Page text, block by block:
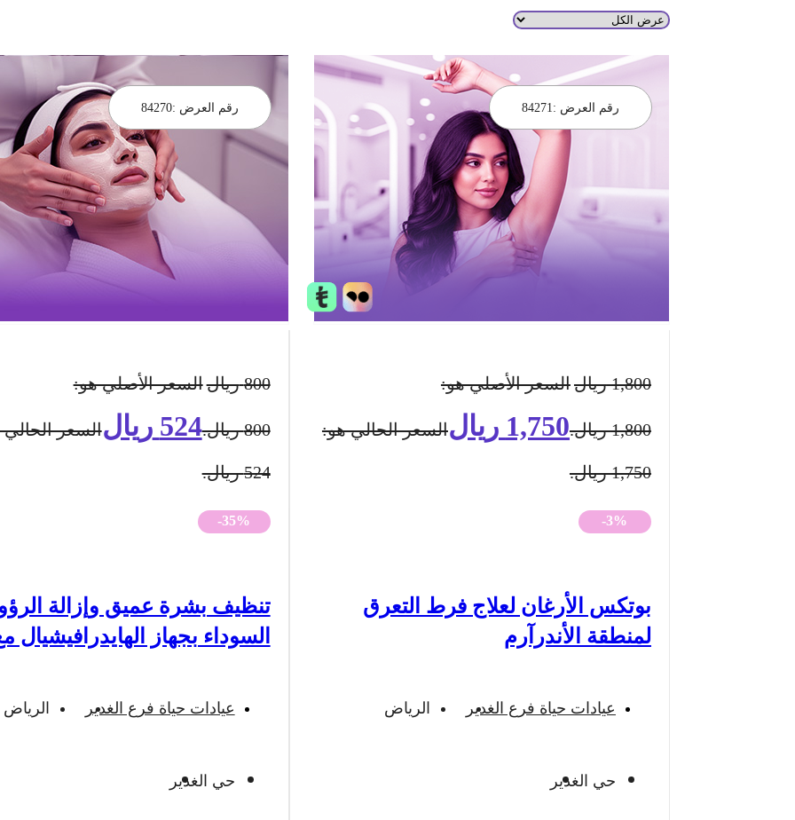
رقم العرض : 84271
1,800 ريالالسعر الأصلي هو:
1,800 ريال. 1,750 ريالالسعر الحالي هو:
1,750 ريال.
-3%
بوتكس الأرغان لعلاج فرط التعرق
لمنطقة الأندرآرم
عيادات حياة فرع الغدير الرياض
حي الغدير
رقم العرض :84270
800 ريالالسعر الأصلي هو:
800 ريال. 524 ريالالسعر
524 ريال.
-35%
تنظيف بشرة عميق وإزالة
السوداء بجهاز
عيادات حياة فرع الغدير الرياض
حي الغدير